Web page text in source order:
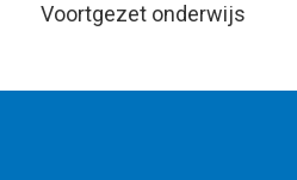
Voortgezet onderwijs